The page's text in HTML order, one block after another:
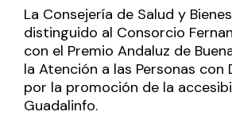
La Consejería de Salud y
distinguido al Consorcio
con el Premio Andaluz de
la Atención a las Personas con
por la promoción de la
Guadalinfo.